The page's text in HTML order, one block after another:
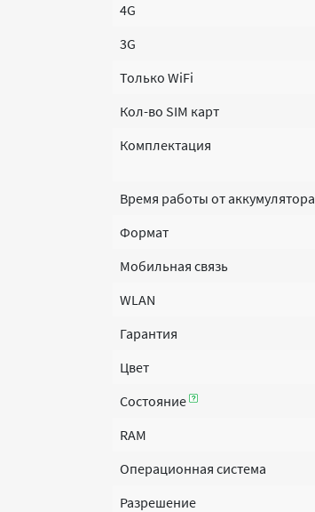
4G
3G
Только WiFi
Кол-во SIM карт
Комплектация
Время работы от аккумулятора
Формат
Мобильная связь
WLAN
Гарантия
Цвет
Состояние
RAM
Операционная система
Разрешение